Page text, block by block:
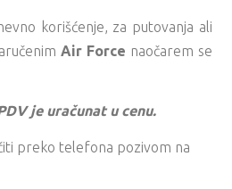
korišćenje, za putovanja ali
Air Force naočarem se
je uračunat u cenu.
preko telefona pozivom na